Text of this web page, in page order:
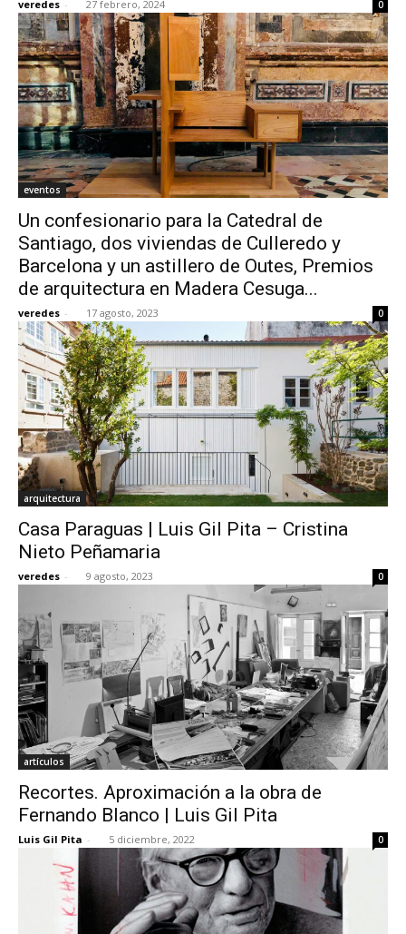
veredes - 27 febrero, 2024 0
eventos
Un confesionario para la Catedral de
Santiago, dos viviendas de Culleredo y
Barcelona y un astillero de Outes, Premios
de arquitectura en Madera Cesuga...
veredes - 17 agosto, 2023 0
arquitectura
Casa Paraguas | Luis Gil Pita – Cristina
Nieto Peñamaria
veredes - 9 agosto, 2023 0
artículos
Recortes. Aproximación a la obra de
Fernando Blanco | Luis Gil Pita
Luis Gil Pita - 5 diciembre, 2022 0